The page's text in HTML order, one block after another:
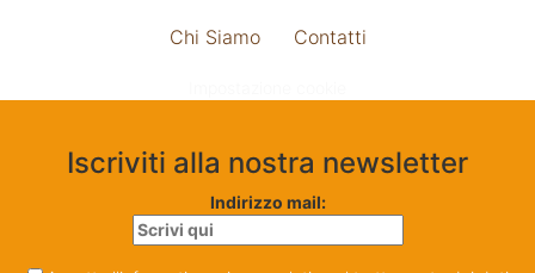
Chi Siamo Contatti
Iscriviti alla nostra newsletter
Indirizzo mail: